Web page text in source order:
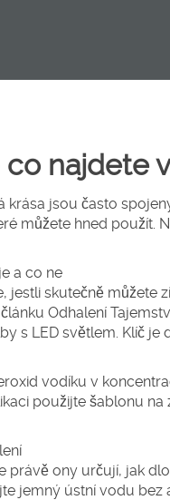
co
krása jsou často
můžete hned použít.
a co ne
jestli skutečně můžete
Odhalení
s LED světlem. Klíč
vodíku v
použijte šablonu
právě ony určují, jak
jemný ústní vodu bez